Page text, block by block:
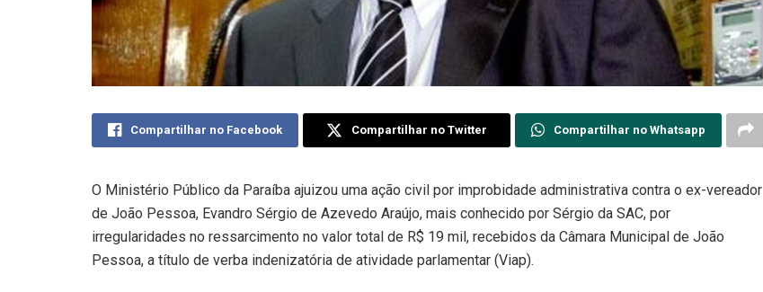
Compartilhar no Facebook Compartilhar no Twitter Compartilhar no Whatsapp
O Ministério Público da Paraíba ajuizou uma ação civil por improbidade administrativa contra o ex-vereador
de João Pessoa, Evandro Sérgio de Azevedo Araújo, mais conhecido por Sérgio da SAC, por
irregularidades no ressarcimento no valor total de R$ 19 mil, recebidos da Câmara Municipal de João
Pessoa, a título de verba indenizatória de atividade parlamentar (Viap).